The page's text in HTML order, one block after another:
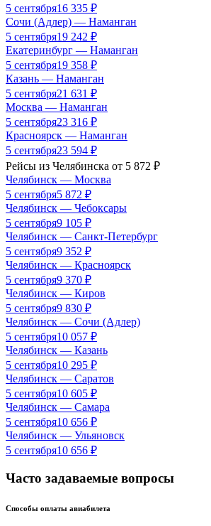
5 сентября16 335 ₽
Сочи (Адлер) — Наманган
5 сентября19 242 ₽
Екатеринбург — Наманган
5 сентября19 358 ₽
Казань — Наманган
5 сентября21 631 ₽
Москва — Наманган
5 сентября23 316 ₽
Красноярск — Наманган
5 сентября23 594 ₽
Рейсы из Челябинска от 5 872 ₽
Челябинск — Москва
5 сентября5 872 ₽
Челябинск — Чебоксары
5 сентября9 105 ₽
Челябинск — Санкт-Петербург
5 сентября9 352 ₽
Челябинск — Красноярск
5 сентября9 370 ₽
Челябинск — Киров
5 сентября9 830 ₽
Челябинск — Сочи (Адлер)
5 сентября10 057 ₽
Челябинск — Казань
5 сентября10 295 ₽
Челябинск — Саратов
5 сентября10 605 ₽
Челябинск — Самара
5 сентября10 656 ₽
Челябинск — Ульяновск
5 сентября10 656 ₽
Часто задаваемые вопросы
Способы оплаты авиабилета